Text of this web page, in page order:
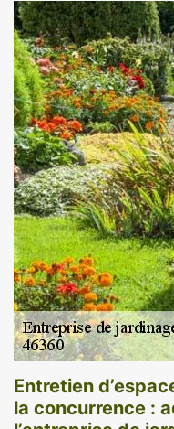
Entretien
la concurrence :